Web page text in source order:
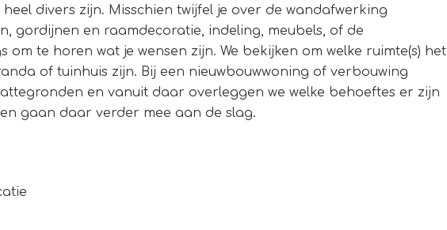
divers zijn. Misschien twijfel je over de wandafwerking
gordijnen en raamdecoratie, indeling, meubels, of de
om te horen wat je wensen zijn. We bekijken om welke ruimte(s) het
of tuinhuis zijn. Bij een nieuwbouwwoning of verbouwing
en vanuit daar overleggen we welke behoeftes er zijn
gaan daar verder mee aan de slag.